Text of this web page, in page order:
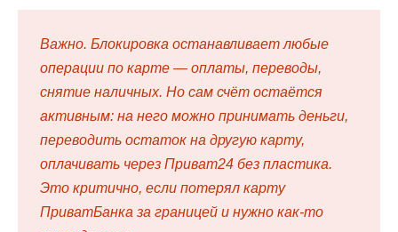
Важно. Блокировка останавливает любые
операции по карте — оплаты, переводы,
снятие наличных. Но сам счёт остаётся
активным: на него можно принимать деньги,
переводить остаток на другую карту,
оплачивать через Приват24 без пластика.
Это критично, если потерял карту
ПриватБанка за границей и нужно как-то